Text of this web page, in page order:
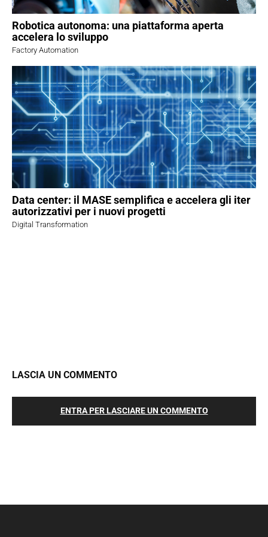
Robotica autonoma: una piattaforma aperta
accelera lo sviluppo
Factory Automation
Data center: il MASE semplifica e accelera gli iter
autorizzativi per i nuovi progetti
Digital Transformation
LASCIA UN COMMENTO
ENTRA PER LASCIARE UN COMMENTO